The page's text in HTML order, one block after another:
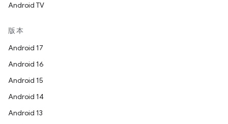
Android TV
版本
Android 17
Android 16
Android 15
Android 14
Android 13